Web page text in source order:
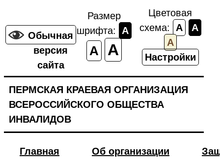
Обычная
версия
сайта
Размер
шрифта:
A
A A
Цветовая
схема:
A
A
A
Настройки
ПЕРМСКАЯ КРАЕВАЯ ОРГАНИЗАЦИЯ
ВСЕРОССИЙСКОГО ОБЩЕСТВА
ИНВАЛИДОВ
Главная Об организации